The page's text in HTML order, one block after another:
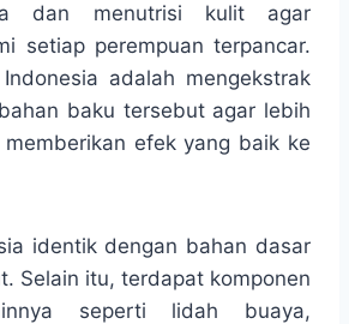
dan menutrisi kulit agar
setiap perempuan terpancar.
adalah mengekstrak
baku tersebut agar lebih
efek yang baik ke
identik dengan bahan dasar
Selain itu, terdapat komponen
seperti lidah buaya,